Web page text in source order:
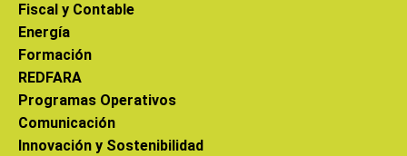
Fiscal y Contable
Energía
Formación
REDFARA
Programas Operativos
Comunicación
Innovación y Sostenibilidad